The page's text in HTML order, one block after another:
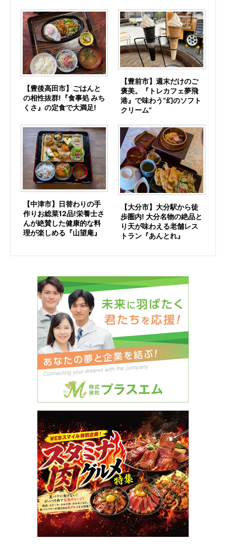
【豊後高田市】ごはんと
の相性抜群!『食事処 みち
くさ』の定食で大満足!
【豊前市】週末だけのご
褒美。『トレカフェ夢飛
港』で味わう“幻のソフト
クリーム”
【中津市】日替わりの手
作りお総菜12品!栄養士さ
んが絶賛した健康的な料
理が楽しめる『山望庵』
【大分市】大分駅から徒
歩圏内! 大分名物の絶品と
り天が味わえる老舗レス
トラン『あんとれ』